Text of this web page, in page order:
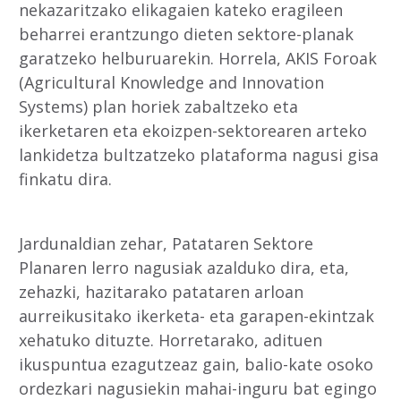
nekazaritzako elikagaien kateko eragileen
beharrei erantzungo dieten sektore-planak
garatzeko helburuarekin. Horrela, AKIS Foroak
(Agricultural Knowledge and Innovation
Systems) plan horiek zabaltzeko eta
ikerketaren eta ekoizpen-sektorearen arteko
lankidetza bultzatzeko plataforma nagusi gisa
finkatu dira.
Jardunaldian zehar, Patataren Sektore
Planaren lerro nagusiak azalduko dira, eta,
zehazki, hazitarako patataren arloan
aurreikusitako ikerketa- eta garapen-ekintzak
xehatuko dituzte. Horretarako, adituen
ikuspuntua ezagutzeaz gain, balio-kate osoko
ordezkari nagusiekin mahai-inguru bat egingo